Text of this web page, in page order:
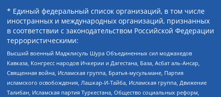
* Единый федеральный список организаций, в том числе
иностранных и международных организаций, признанных
в соответствии с законодательством Российской Федерации
террористическими:
Высший военный Маджлисуль Шура Объединенных сил моджахедов
Кавказа, Конгресс народов Ичкерии и Дагестана, База, Асбат аль-Ансар,
Священная война, Исламская группа, Братья-мусульмане, Партия
исламского освобождения, Лашкар-И-Тайба, Исламская группа, Движение
Талибан, Исламская партия Туркестана, Общество социальных реформ,